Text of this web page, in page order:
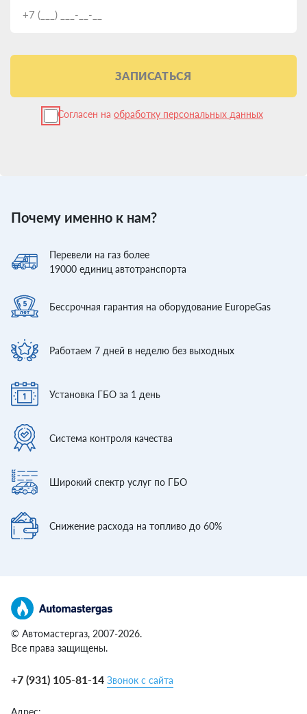
ЗАПИСАТЬСЯ
Согласен на обработку персональных данных
Почему именно к нам?
Перевели на газ более
19000 единиц автотранспорта
Бессрочная гарантия на оборудование EuropeGas
Работаем 7 дней в неделю без выходных
Установка ГБО за 1 день
Система контроля качества
Широкий спектр услуг по ГБО
Снижение расхода на топливо до 60%
© Автомастергаз, 2007-2026.
Все права защищены.
+7 (931) 105-81-14 Звонок с сайта
Адрес: